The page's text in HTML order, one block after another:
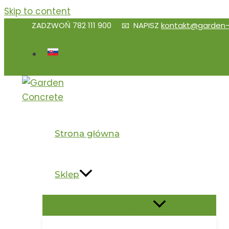
Skip to content
ZADZWOŃ 782 111 900 📧 NAPISZ
Strona główna
Sklep